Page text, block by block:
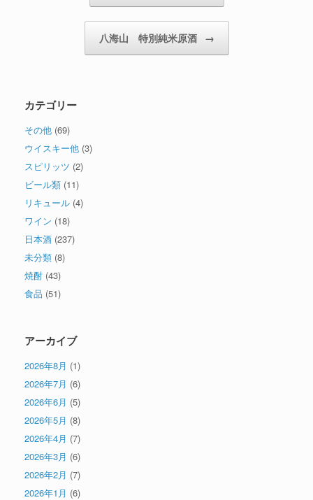
八海山 特別純米原酒 →
カテゴリー
その他 (69)
ウイスキー他 (3)
スピリッツ (2)
ビール類 (11)
リキュール (4)
ワイン (18)
日本酒 (237)
未分類 (8)
焼酎 (43)
食品 (51)
アーカイブ
2026年8月 (1)
2026年7月 (6)
2026年6月 (5)
2026年5月 (8)
2026年4月 (7)
2026年3月 (6)
2026年2月 (7)
2026年1月 (6)